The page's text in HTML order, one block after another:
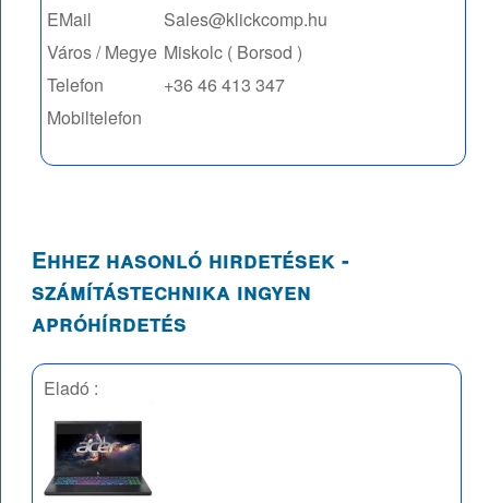
EMail
Sales@klickcomp.hu
Város / Megye Miskolc ( Borsod )
Telefon
+36 46 413 347
Mobiltelefon
Ehhez hasonló hirdetések -
számítástechnika ingyen
apróhírdetés
Eladó :